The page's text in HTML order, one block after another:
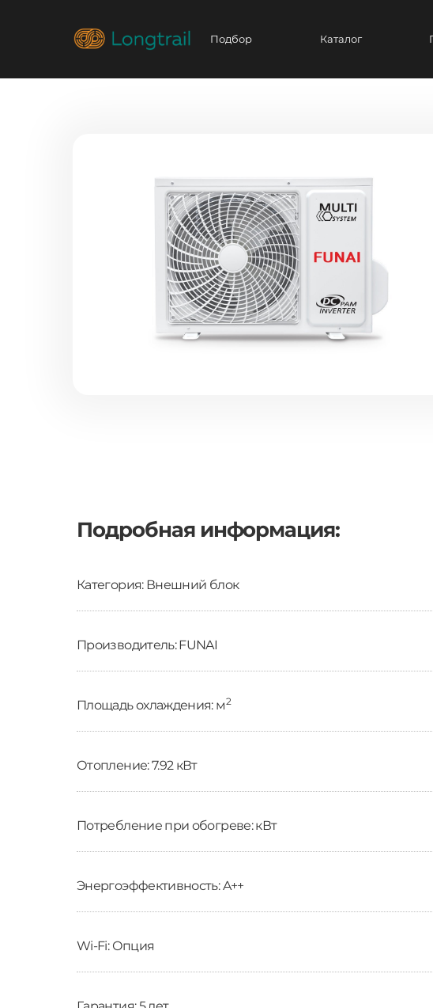
Подбор Каталог
Подробная информация:
Категория: Внешний блок
Производитель: FUNAI
Площадь охлаждения: м2
Отопление: 7.92 кВт
Потребление при обогреве: кВт
Энергоэффективность: A++
Wi-Fi: Опция